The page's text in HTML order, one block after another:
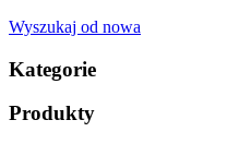
Wyszukaj od nowa
Kategorie
Produkty